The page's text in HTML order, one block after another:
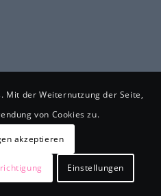
Mit der Weiternutzung der Seite,
von Cookies zu.
akzeptieren
Einstellungen